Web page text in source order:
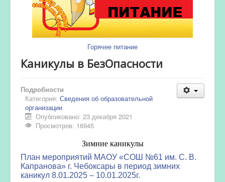
Горячее питание
Каникулы в БезОпасности
Подробности
Категория: Сведения об образовательной
организации
Опубликовано: 23 декабря 2021
Просмотров: 16945
Зимние каникулы
План мероприятий МАОУ «СОШ №61 им. С. В.
Капранова» г. Чебоксары в период зимних
каникул 8.01.2025 – 10.01.2025г.